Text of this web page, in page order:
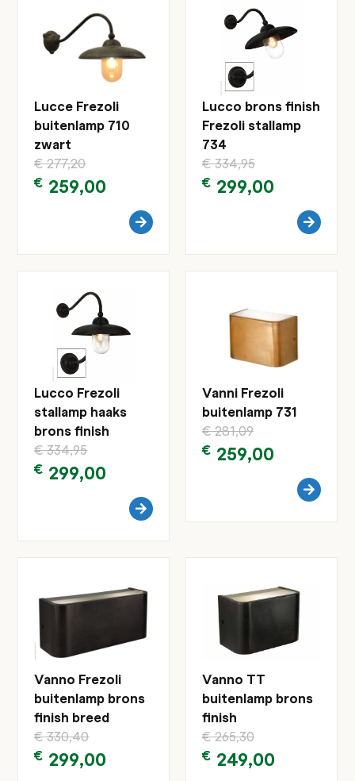
Lucce Frezoli
buitenlamp 710
zwart
€277,20
€ 259,00
Lucco brons finish
Frezoli stallamp
734
€334,95
€ 299,00
Lucco Frezoli
stallamp haaks
brons finish
€334,95
€ 299,00
Vanni Frezoli
buitenlamp 731
€281,09
€ 259,00
Vanno Frezoli
buitenlamp brons
finish breed
€330,40
€ 299,00
Vanno TT
buitenlamp brons
finish
€265,30
€ 249,00